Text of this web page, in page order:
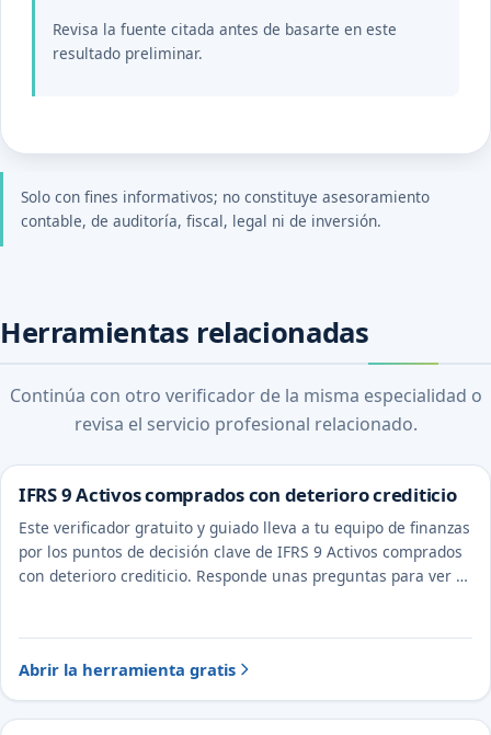
Revisa la fuente citada antes de basarte en este
resultado preliminar.
Solo con fines informativos; no constituye asesoramiento
contable, de auditoría, fiscal, legal ni de inversión.
Herramientas relacionadas
Continúa con otro verificador de la misma especialidad o
revisa el servicio profesional relacionado.
IFRS 9 Activos comprados con deterioro crediticio
Este verificador gratuito y guiado lleva a tu equipo de finanzas
por los puntos de decisión clave de IFRS 9 Activos comprados
con deterioro crediticio. Responde unas preguntas para ver el
Abrir la herramienta gratis